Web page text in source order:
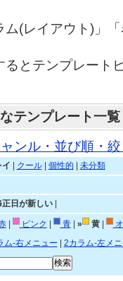
ム(レイアウト)」
るとテンプレート
テンプレート一覧
ンル・並び順・
イ クール| 個性的
未分類
正日が新しい|
| ピンク 青| » 黄|
ム-右メニュー
2カラム-左メ